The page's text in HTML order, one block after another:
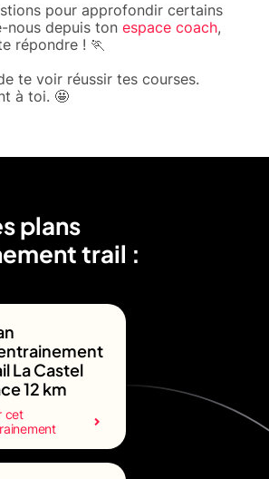
pour approfondir certains
nous depuis ton espace coach,
répondre ! 🏃
te voir réussir tes courses.
à toi. 🤩
plans
trail :
La Castel
12 km
cet